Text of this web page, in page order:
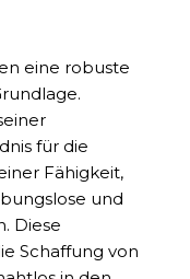
eine robuste
für die
Fähigkeit,
und
Diese
Schaffung von